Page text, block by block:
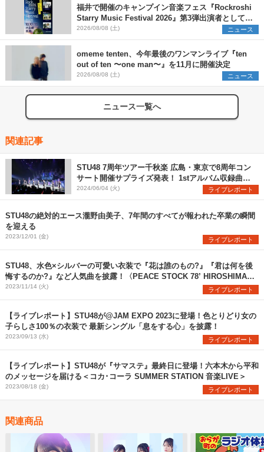
福井で開催のキャンプイン音楽フェス『Rockroshi
Starry Music Festival 2026』第3弾出演者として
SCOOBIE DO、かりゆし58、Reiを発表
2026/08/08 (土) ニュース
omeme tenten、今年最後のワンマンライブ『ten
out of ten 〜one man〜』を11月に開催決定
2026/08/08 (土) ニュース
ニュース一覧へ
関連記事
STU48 7周年ツアー千秋楽 広島・東京で8周年コン
サート開催サプライズ発表！ 1stアルバム収録曲
「月と僕と新しい自分」初披露
2024/06/04 (火) ライブレポート
STU48の絶対的エース瀧野由美子、7年間のすべてが報われた卒業の瞬間
を迎える
2023/12/01 (金) ライブレポート
STU48、水色×シルバーの可愛い衣装で『花は誰のもの?』『君は何を後
悔するのか?』など人気曲を披露！〈PEACE STOCK 78’ HIROSHIMA
2023〉
2023/11/14 (火) ライブレポート
【ライブレポート】STU48が@JAM EXPO 2023に登場！色とりどり女の
子らしさ100％の衣装で 最新シングル「息をする心」を披露！
2023/09/13 (水) ライブレポート
【ライブレポート】STU48が『サマステ』最終日に登場！六本木から平和
のメッセージを届ける＜コカ･コーラ SUMMER STATION 音楽LIVE＞
2023/08/18 (金) ライブレポート
関連商品